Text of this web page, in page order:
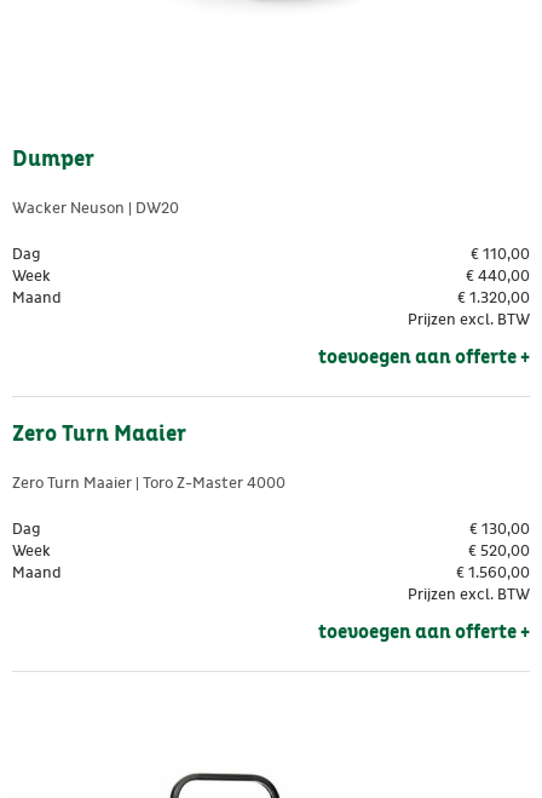
Dumper
Wacker Neuson | DW20
Dag € 110,00
Week
€ 440,00
Maand
€ 1.320,00
Prijzen excl. BTW
toevoegen aan offerte +
Zero Turn Maaier
Zero Turn Maaier | Toro Z-Master 4000
Dag € 130,00
Week
€ 520,00
Maand
€ 1.560,00
Prijzen excl. BTW
toevoegen aan offerte +